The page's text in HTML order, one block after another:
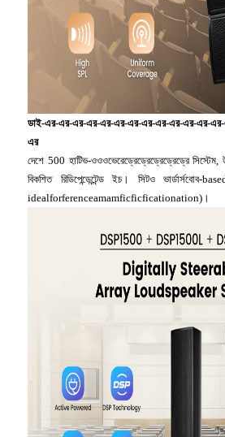
ডাই-এর-এর-এর-এর-এর-এর-এর-এর-এর-এর-এর-এর-
এর
দেশে 500 হাটিভ-ওওওভেরেড্রেড্রেড্রেড্রেড্রে সিস্টেম,
বিকশিত রিডিপেন্ডেন্টেন্ড ইচ। সিটও ভার্ডার্সবোব-
idealforferenceamamficficficationation)।